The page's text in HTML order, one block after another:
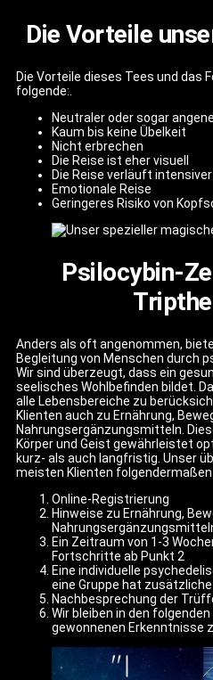
Die Vorteile
Die Vorteile dieses Tees und das
folgende:.
Neutraler oder sogar
Kaum bis keine Übelkeit
Nicht erbrechen
Die Reise ist eher visuell
Die Reise verläuft
Emotionale Reise
Geringeres Risiko von
Psilocybin-
Anders als oft angenommen,
Begleitung von Menschen durch
Wir sind überzeugt, dass ein
seelisches Wohlbefinden bildet.
alle Lebensbereiche zu
Klienten auch zu Ernährung,
Nahrungsergänzungsmitteln.
Körper und Geist gewährleistet
kurz- als auch langfristig. Unser
meisten Klienten folgendermaßen
Online-Registrierung
Hinweise zu Ernährung,
Ein Zeitraum von 1-3
Fortschritte ab Punkt 2
Eine individuelle
eine Gruppe hat
Nachbesprechung der
Wir bleiben in den
gewonnenen Erkenntnisse